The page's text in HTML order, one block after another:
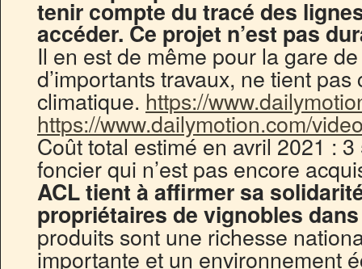
tenir compte du tracé des
accéder. Ce projet n’est pas
Il en est de même pour la gare
d’importants travaux, ne tient pas
climatique. https://
https://www.dailymotion.com/
Coût total estimé en avril 2021 :
foncier qui n’est pas encore
ACL tient à affirmer sa
propriétaires de vignobles dans
produits sont une richesse
importante et un environnement